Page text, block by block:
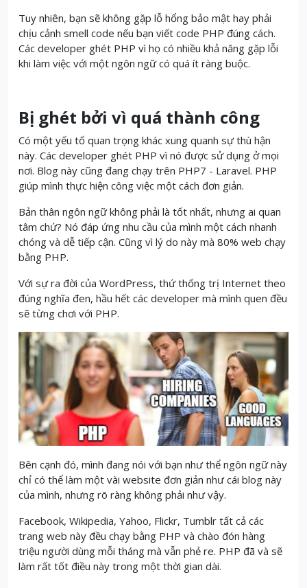
Tuy nhiên, bạn sẽ không gặp lỗ hổng bảo mật hay phải
chịu cảnh smell code nếu bạn viết code PHP đúng cách.
Các developer ghét PHP vì họ có nhiều khả năng gặp lỗi
khi làm việc với một ngôn ngữ có quá ít ràng buộc.
Bị ghét bởi vì quá thành công
Có một yếu tố quan trọng khác xung quanh sự thù hận
này. Các developer ghét PHP vì nó được sử dụng ở mọi
nơi. Blog này cũng đang chạy trên PHP7 - Laravel. PHP
giúp mình thực hiện công việc một cách đơn giản.
Bản thân ngôn ngữ không phải là tốt nhất, nhưng ai quan
tâm chứ? Nó đáp ứng nhu cầu của mình một cách nhanh
chóng và dễ tiếp cận. Cũng vì lý do này mà 80% web chạy
bằng PHP.
Với sự ra đời của WordPress, thứ thống trị Internet theo
đúng nghĩa đen, hầu hết các developer mà mình quen đều
sẽ từng chơi với PHP.
Bên cạnh đó, mình đang nói với bạn như thể ngôn ngữ này
chỉ có thể làm một vài website đơn giản như cái blog này
của mình, nhưng rõ ràng không phải như vậy.
Facebook, Wikipedia, Yahoo, Flickr, Tumblr tất cả các
trang web này đều chạy bằng PHP và chào đón hàng
triệu người dùng mỗi tháng mà vẫn phẻ re. PHP đã và sẽ
làm rất tốt điều này trong một thời gian dài.